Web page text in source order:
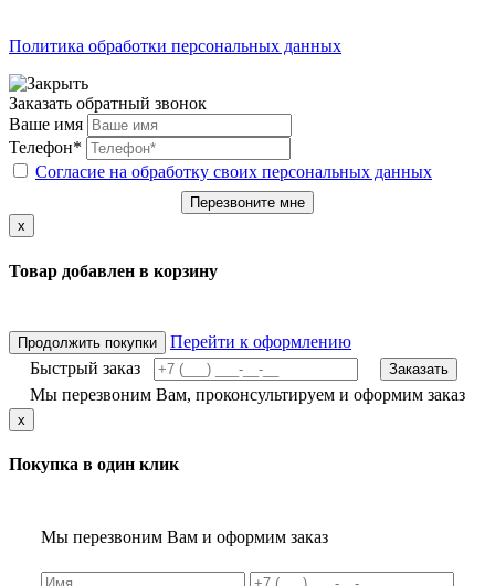
Политика обработки персональных данных
Заказать обратный звонок
Ваше имя
Телефон*
Согласие на обработку своих персональных данных
Перезвоните мне
x
Товар добавлен в корзину
Продолжить покупки
Перейти к оформлению
Быстрый заказ
Заказать
Мы перезвоним Вам, проконсультируем и оформим заказ
x
Покупка в один клик
Мы перезвоним Вам и оформим заказ